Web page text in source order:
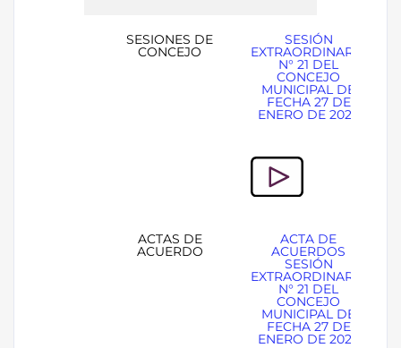
SESIONES DE
CONCEJO
SESIÓN
EXTRAORDINARIA
N° 21 DEL
CONCEJO
MUNICIPAL DE
FECHA 27 DE
ENERO DE 2026
ACTAS DE
ACUERDO
ACTA DE
ACUERDOS
SESIÓN
EXTRAORDINARIA
N° 21 DEL
CONCEJO
MUNICIPAL DE
FECHA 27 DE
ENERO DE 2026